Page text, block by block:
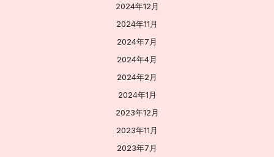
2024年12月
2024年11月
2024年7月
2024年4月
2024年2月
2024年1月
2023年12月
2023年11月
2023年7月